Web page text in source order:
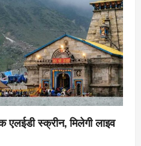
एलईडी स्क्रीन, मिलेगी लाइव